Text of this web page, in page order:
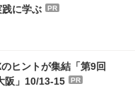
に学ぶ
PR
ヒントが集結「第9回
阪」10/13-15
PR